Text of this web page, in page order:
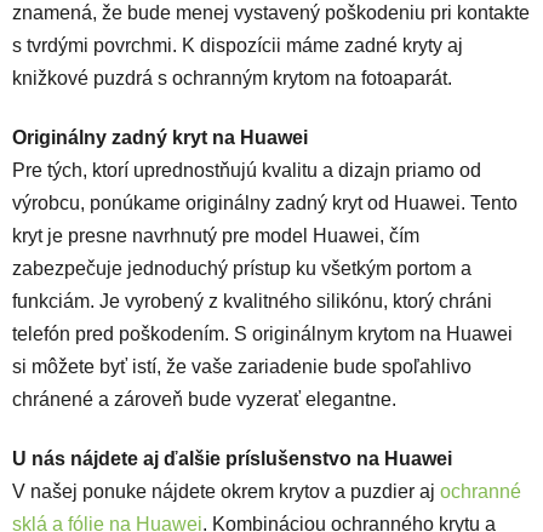
znamená, že bude menej vystavený poškodeniu pri kontakte
s tvrdými povrchmi. K dispozícii máme zadné kryty aj
knižkové puzdrá s ochranným krytom na fotoaparát.
Originálny zadný kryt na Huawei
Pre tých, ktorí uprednostňujú kvalitu a dizajn priamo od
výrobcu, ponúkame originálny zadný kryt od Huawei. Tento
kryt je presne navrhnutý pre model Huawei, čím
zabezpečuje jednoduchý prístup ku všetkým portom a
funkciám. Je vyrobený z kvalitného silikónu, ktorý chráni
telefón pred poškodením. S originálnym krytom na Huawei
si môžete byť istí, že vaše zariadenie bude spoľahlivo
chránené a zároveň bude vyzerať elegantne.
U nás nájdete aj ďalšie príslušenstvo na Huawei
V našej ponuke nájdete okrem krytov a puzdier aj ochranné
sklá a fólie na Huawei. Kombináciou ochranného krytu a